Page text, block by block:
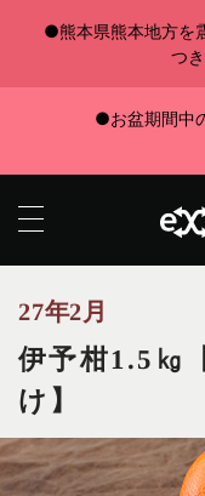
●熊本県熊本地方を
つ
●お盆期間中
27年2月
伊予柑1.5㎏
け】